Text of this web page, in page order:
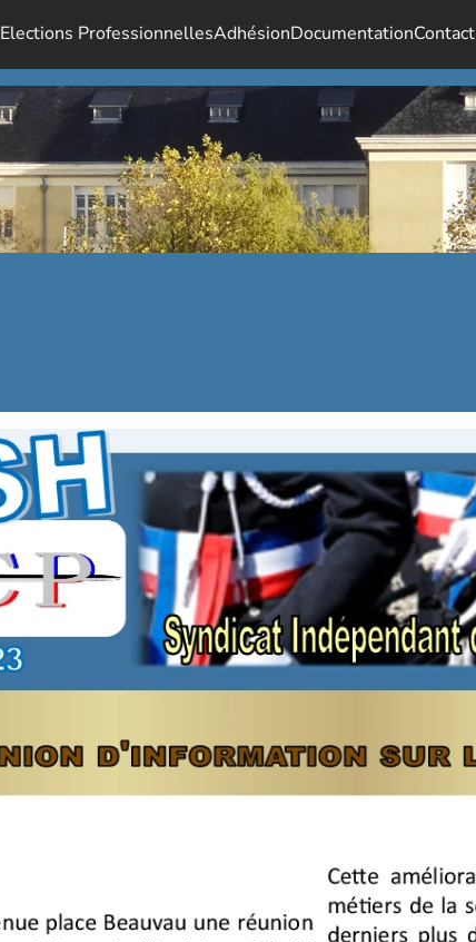
Elections ProfessionnellesAdhésionDocumentationContact